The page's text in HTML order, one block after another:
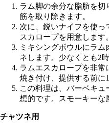
ラム脚の余分な脂肪を切
筋を取り除きます。
次に、鋭いナイフを使っ
スカロープを用意します。
ミキシングボウルにラ
ネします。少なくとも2
ラムエスカロープを非常
焼き付け、提供する前に
この料理は、バーベキ
想的です。スモーキーな
チャツネ用